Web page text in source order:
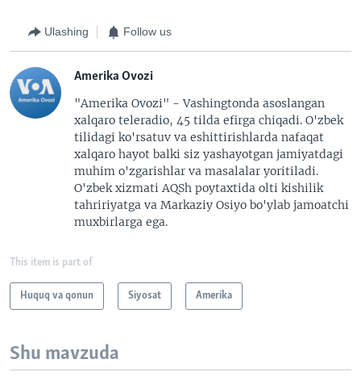
Ulashing Follow us
Amerika Ovozi
"Amerika Ovozi" - Vashingtonda asoslangan
xalqaro teleradio, 45 tilda efirga chiqadi. O'zbek
tilidagi ko'rsatuv va eshittirishlarda nafaqat
xalqaro hayot balki siz yashayotgan jamiyatdagi
muhim o'zgarishlar va masalalar yoritiladi.
O'zbek xizmati AQSh poytaxtida olti kishilik
tahririyatga va Markaziy Osiyo bo'ylab jamoatchi
muxbirlarga ega.
This item is part of
Huquq va qonun Siyosat Amerika
Shu mavzuda